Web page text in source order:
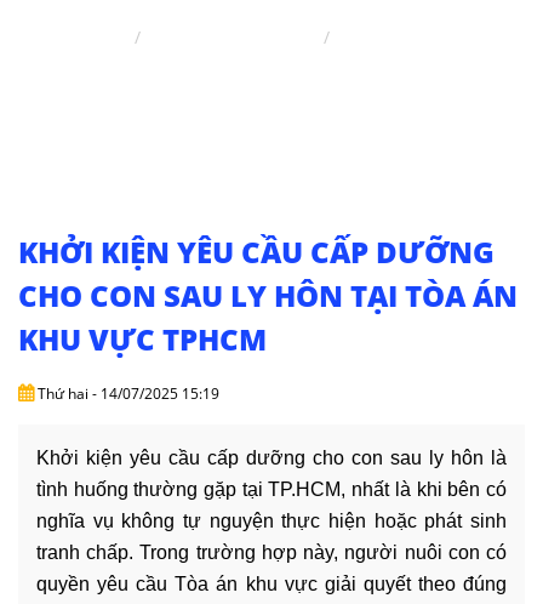
DỊCH
VĂN
TỤC
LIÊN
HỆ
KHỞI KIỆN YÊU CẦU CẤP DƯỠNG
CHO CON SAU LY HÔN TẠI TÒA ÁN
KHU VỰC TPHCM
Thứ hai - 14/07/2025 15:19
Khởi kiện yêu cầu cấp dưỡng cho con sau ly hôn là
tình huống thường gặp tại TP.HCM, nhất là khi bên có
nghĩa vụ không tự nguyện thực hiện hoặc phát sinh
tranh chấp. Trong trường hợp này, người nuôi con có
quyền yêu cầu Tòa án khu vực giải quyết theo đúng